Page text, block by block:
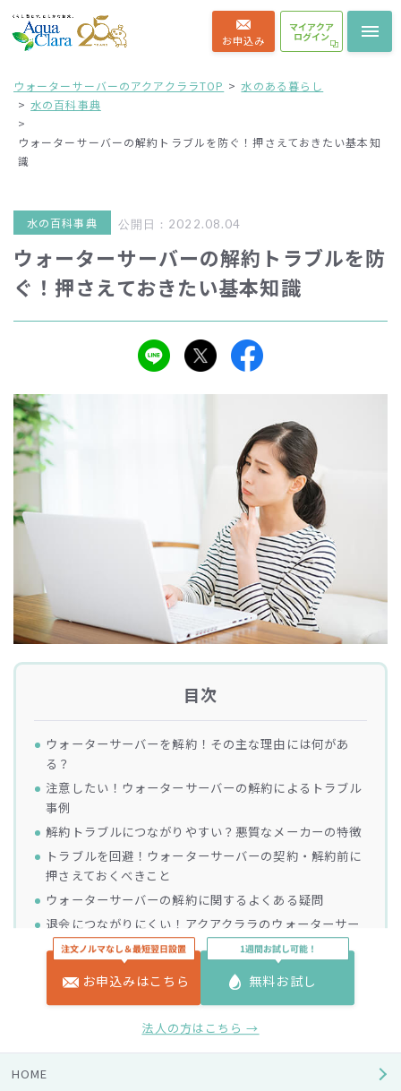
お申込み
マイアクア
ログイン
ウォーターサーバーのアクアクララTOP
水のある暮らし
水の百科事典
ウォーターサーバーの解約トラブルを防ぐ！押さえておきたい基本知
識
水の百科事典 公開日：2022.08.04
ウォーターサーバーの解約トラブルを防
ぐ！押さえておきたい基本知識
目次
ウォーターサーバーを解約！その主な理由には何があ
る？
注意したい！ウォーターサーバーの解約によるトラブル
事例
解約トラブルにつながりやすい？悪質なメーカーの特徴
トラブルを回避！ウォーターサーバーの契約・解約前に
押さえておくべきこと
ウォーターサーバーの解約に関するよくある疑問
退会につながりにくい！アクアクララのウォーターサー
バー
ウォーターサーバーは家庭にあると非常に便利です。しか
し、だからといってウォーターサーバーを安易に契約するの
は望ましくありません。「想像と違った」「悪質なメーカー
お申込みはこちら 無料お試し
法人の方はこちら →
HOME